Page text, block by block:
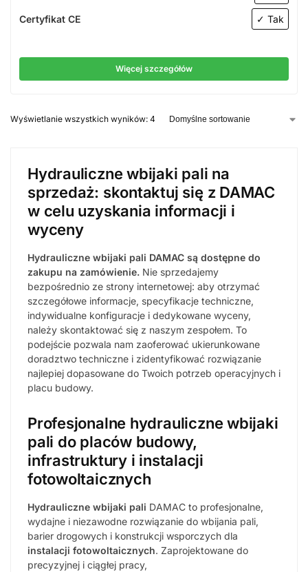
Certyfikat CE ✓ Tak
Więcej szczegółów
Wyświetlanie wszystkich wyników: 4
Hydrauliczne wbijaki pali na
sprzedaż: skontaktuj się z DAMAC
w celu uzyskania informacji i
wyceny
Hydrauliczne wbijaki pali DAMAC są dostępne do
zakupu na zamówienie. Nie sprzedajemy
bezpośrednio ze strony internetowej: aby otrzymać
szczegółowe informacje, specyfikacje techniczne,
indywidualne konfiguracje i dedykowane wyceny,
należy skontaktować się z naszym zespołem. To
podejście pozwala nam zaoferować ukierunkowane
doradztwo techniczne i zidentyfikować rozwiązanie
najlepiej dopasowane do Twoich potrzeb operacyjnych i
placu budowy.
Profesjonalne hydrauliczne wbijaki
pali do placów budowy,
infrastruktury i instalacji
fotowoltaicznych
Hydrauliczne wbijaki pali DAMAC to profesjonalne,
wydajne i niezawodne rozwiązanie do wbijania pali,
barier drogowych i konstrukcji wsporczych dla
instalacji fotowoltaicznych. Zaprojektowane do
precyzyjnej i ciągłej pracy,